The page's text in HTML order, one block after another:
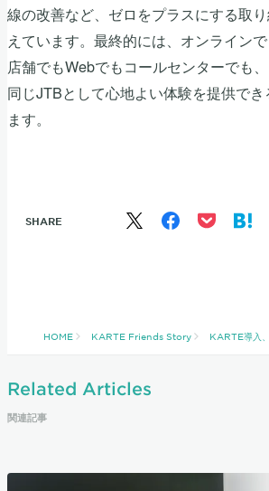
線の改善など、ゼロをプラスにする取
えています。最終的には、オンラインで
店舗でもWebでもコールセンターでも
同じJTBとして心地よい体験を提供で
ます。
SHARE
HOME KARTE Friends Story KARTE導入
Related Articles
関連記事